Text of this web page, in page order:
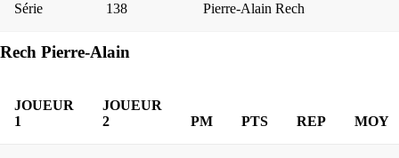
Série 138 Pierre-Alain Rech
Rech Pierre-Alain
JOUEUR
1
JOUEUR
2
PM PTS REP MOY